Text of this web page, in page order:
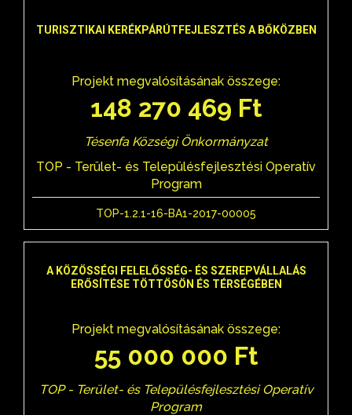
TURISZTIKAI KERÉKPÁRÚTFEJLESZTÉS A BŐKÖZBEN
Projekt megvalósításának összege:
148 270 469 Ft
Tésenfa Községi Önkormányzat
TOP - Terület- és Településfejlesztési Operatív
Program
TOP-1.2.1-16-BA1-2017-00005
A KÖZÖSSÉGI FELELŐSSÉG- ÉS SZEREPVÁLLALÁS
ERŐSÍTÉSE TÖTTÖSÖN ÉS TÉRSÉGÉBEN
Projekt megvalósításának összege:
55 000 000 Ft
TOP - Terület- és Településfejlesztési Operatív
Program